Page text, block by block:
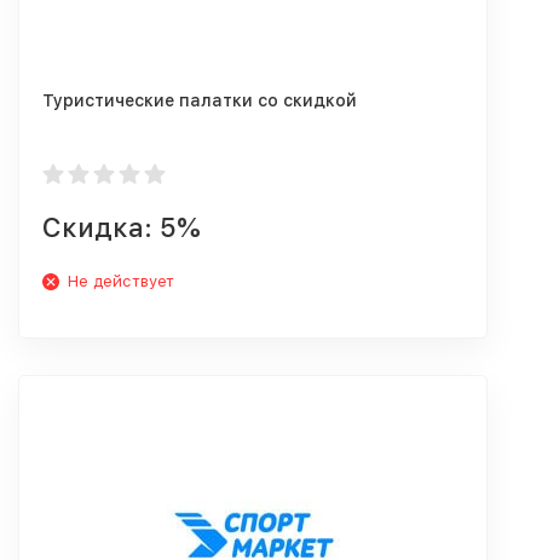
Туристические палатки со скидкой
Скидка: 5%
Не действует